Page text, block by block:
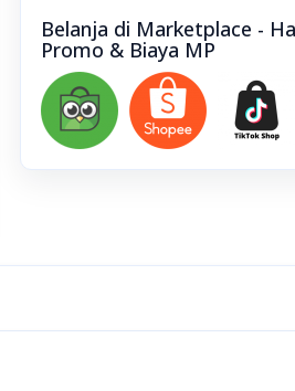
Belanja di Marketplace -
Promo & Biaya MP